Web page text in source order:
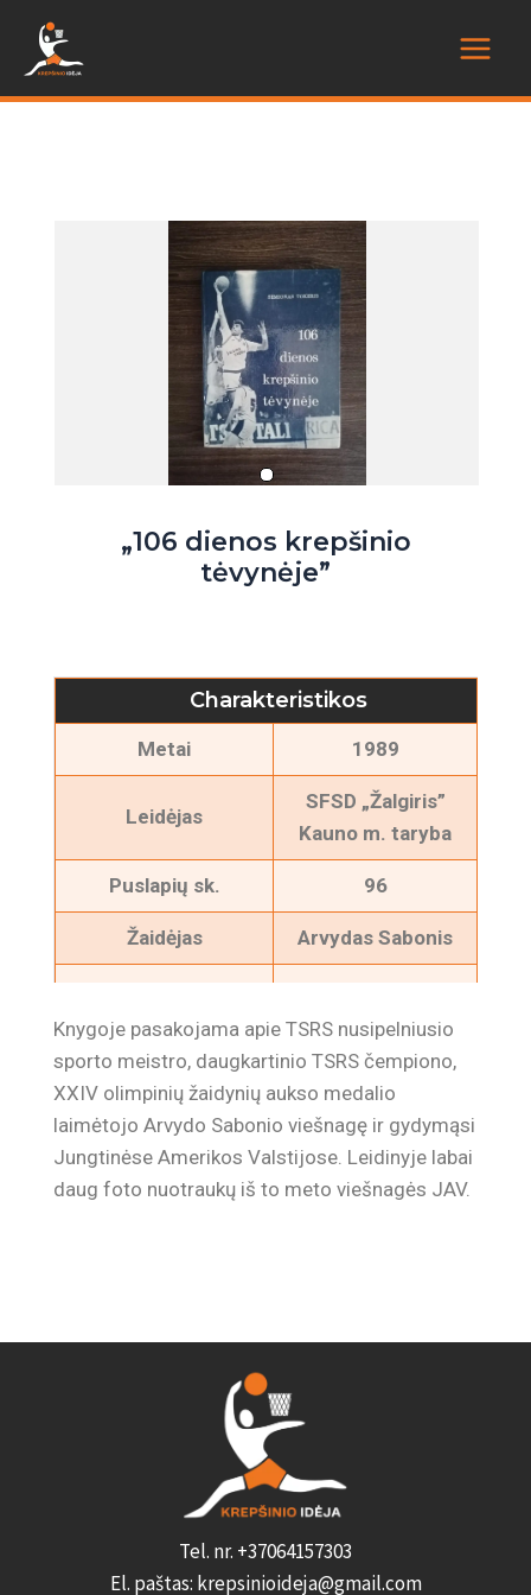
„106 dienos krepšinio
tėvynėje”
Charakteristikos
Metai 1989
Leidėjas
SFSD „Žalgiris”
Kauno m. taryba
Puslapių sk. 96
Žaidėjas Arvydas Sabonis
krepšinio tėvynėje”
Autorius Semionas Tokeris
Knygoje pasakojama apie TSRS nusipelniusio
sporto meistro, daugkartinio TSRS čempiono,
XXIV olimpinių žaidynių aukso medalio
laimėtojo Arvydo Sabonio viešnagę ir gydymąsi
Jungtinėse Amerikos Valstijose. Leidinyje labai
daug foto nuotraukų iš to meto viešnagės JAV.
Tel. nr. +37064157303
El. paštas: krepsinioideja@gmail.com